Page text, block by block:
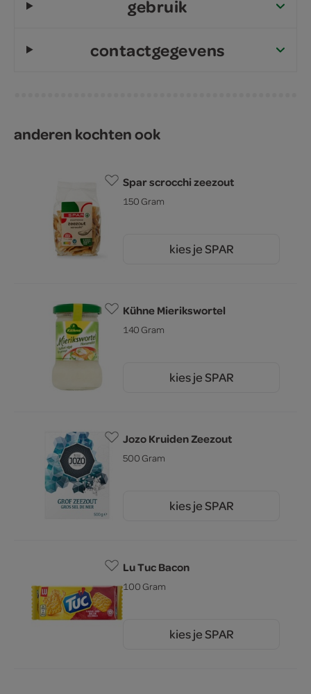
gebruik
contactgegevens
anderen kochten ook
Spar scrocchi zeezout
150 Gram
kies je SPAR
Kühne Mierikswortel
140 Gram
kies je SPAR
Jozo Kruiden Zeezout
500 Gram
kies je SPAR
Lu Tuc Bacon
100 Gram
kies je SPAR